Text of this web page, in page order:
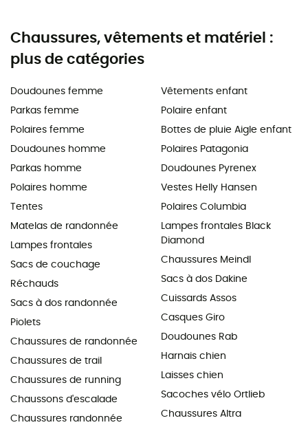
Chaussures, vêtements et matériel :
plus de catégories
Doudounes femme
Parkas femme
Polaires femme
Doudounes homme
Parkas homme
Polaires homme
Tentes
Matelas de randonnée
Lampes frontales
Sacs de couchage
Réchauds
Sacs à dos randonnée
Piolets
Chaussures de randonnée
Chaussures de trail
Chaussures de running
Chaussons d'escalade
Chaussures randonnée
Vêtements enfant
Polaire enfant
Bottes de pluie Aigle enfant
Polaires Patagonia
Doudounes Pyrenex
Vestes Helly Hansen
Polaires Columbia
Lampes frontales Black
Diamond
Chaussures Meindl
Sacs à dos Dakine
Cuissards Assos
Casques Giro
Doudounes Rab
Harnais chien
Laisses chien
Sacoches vélo Ortlieb
Chaussures Altra